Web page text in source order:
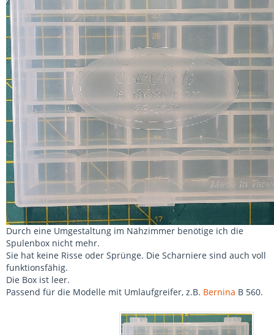
Durch eine Umgestaltung im Nähzimmer benötige ich die
Spulenbox nicht mehr.
Sie hat keine Risse oder Sprünge. Die Scharniere sind auch voll
funktionsfähig.
Die Box ist leer.
Passend für die Modelle mit Umlaufgreifer, z.B. Bernina B 560.